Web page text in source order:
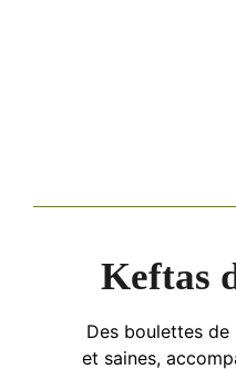
Keftas
Des boulettes de
et saines,